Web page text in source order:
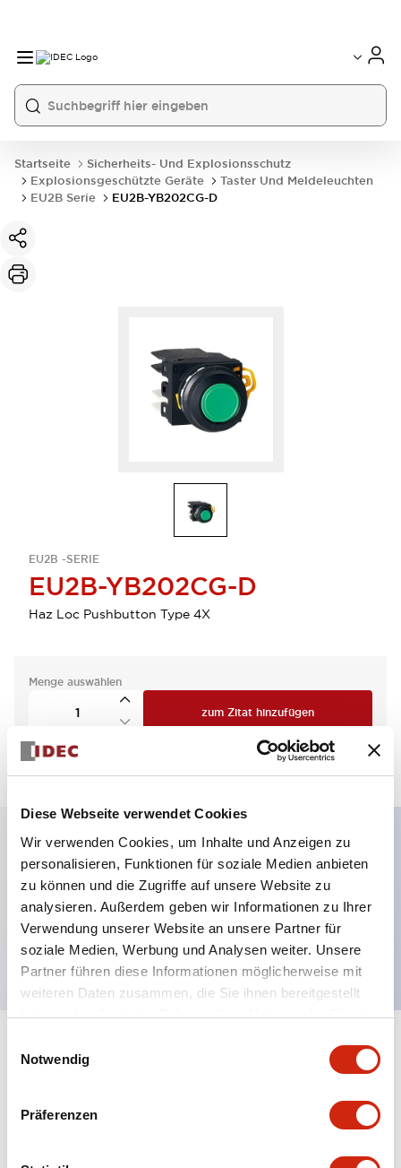
Diese Webseite verwendet Cookies
Wir verwenden Cookies, um Inhalte und Anzeigen zu
personalisieren, Funktionen für soziale Medien anbieten
zu können und die Zugriffe auf unsere Website zu
analysieren. Außerdem geben wir Informationen zu Ihrer
Verwendung unserer Website an unsere Partner für
soziale Medien, Werbung und Analysen weiter. Unsere
Partner führen diese Informationen möglicherweise mit
weiteren Daten zusammen, die Sie ihnen bereitgestellt
haben oder die sie im Rahmen Ihrer Nutzung der Dienste
Notwendig
Präferenzen
Startseite
Sicherheits- Und Explosionsschutz
Explosionsgeschützte Geräte
Taster Und Meldeleuchten
EU2B Serie
EU2B-YB202CG-D
EU2B -SERIE
EU2B-YB202CG-D
Haz Loc Pushbutton Type 4X
Menge auswählen
zum Zitat hinzufügen
Hauptmerkmale
Verlängerter Druckknopf, 2NC-Kontakt,
freiliegender Schraubanschluss, grüner Knopf
Spezifikationen Alle erweitern+